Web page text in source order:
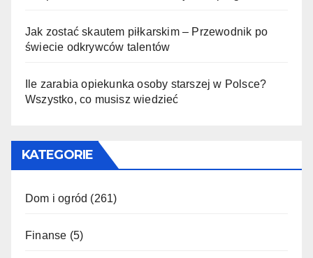
Jak zostać skautem piłkarskim – Przewodnik po
świecie odkrywców talentów
Ile zarabia opiekunka osoby starszej w Polsce?
Wszystko, co musisz wiedzieć
KATEGORIE
Dom i ogród (261)
Finanse (5)